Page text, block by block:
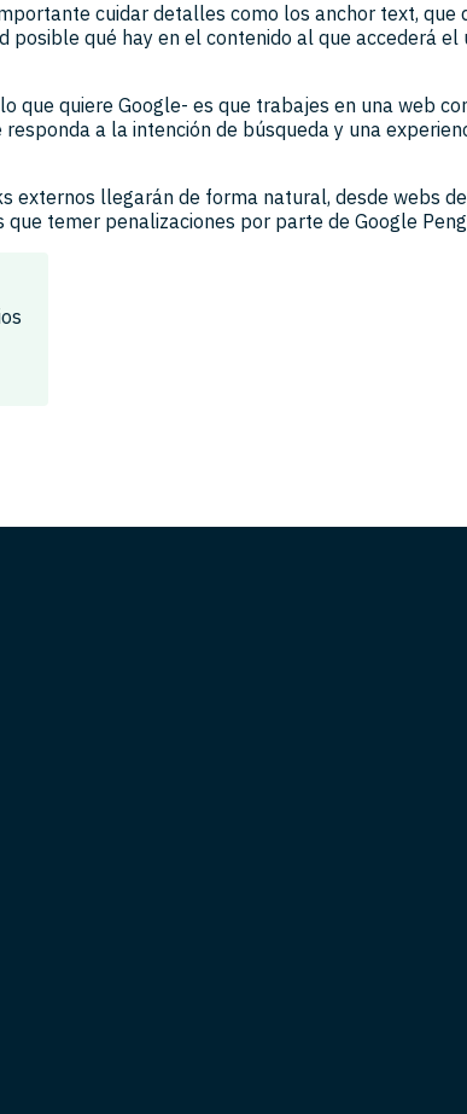
cuidar detalles como los anchor text, que
posible qué hay en el contenido al que accederá el
que quiere Google- es que trabajes en una web
a la intención de búsqueda y una
externos llegarán de forma natural, desde webs
que temer penalizaciones por parte de Google